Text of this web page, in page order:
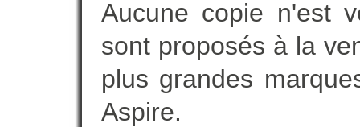
Aucune copie n'est
sont proposés à la
plus grandes
Aspire.